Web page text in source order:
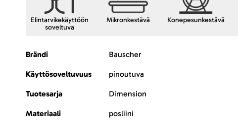
Elintarvikekäyttöön
soveltuva
Mikronkestävä Konepesunkestävä
Lisätietoja
Brändi Bauscher
Käyttösoveltuvuus pinoutuva
Tuotesarja Dimension
Materiaali posliini